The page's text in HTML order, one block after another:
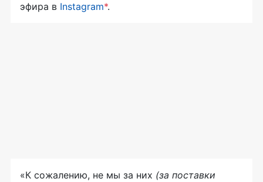
эфира в Instagram*.
«К сожалению, не мы за них (за поставки